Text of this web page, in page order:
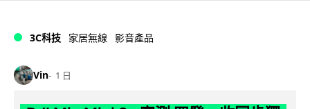
3C科技 家居無線 影音產品
Vin 1 日